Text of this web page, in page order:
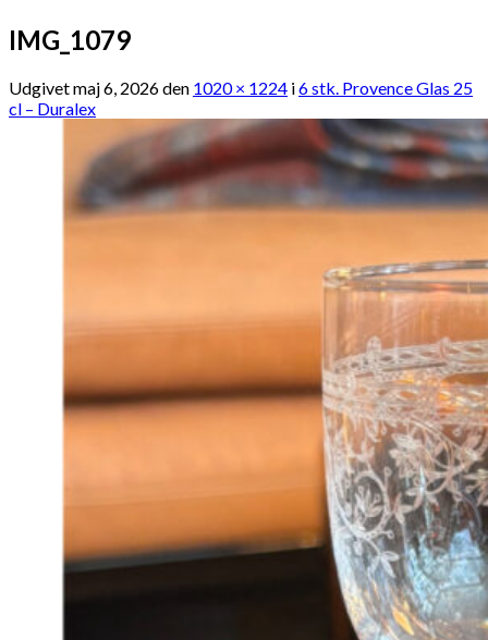
IMG_1079
Udgivetmaj 6, 2026den 1020 × 1224 i6 stk. Provence Glas 25
cl – Duralex